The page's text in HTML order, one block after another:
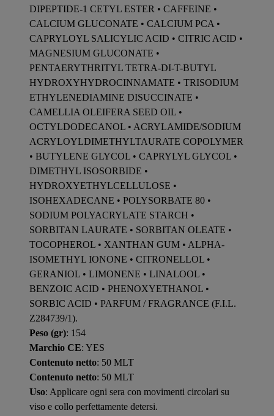
DIPEPTIDE-1 CETYL ESTER • CAFFEINE •
CALCIUM GLUCONATE • CALCIUM PCA •
CAPRYLOYL SALICYLIC ACID • CITRIC ACID •
MAGNESIUM GLUCONATE •
PENTAERYTHRITYL TETRA-DI-T-BUTYL
HYDROXYHYDROCINNAMATE • TRISODIUM
ETHYLENEDIAMINE DISUCCINATE •
CAMELLIA OLEIFERA SEED OIL •
OCTYLDODECANOL • ACRYLAMIDE/SODIUM
ACRYLOYLDIMETHYLTAURATE COPOLYMER
• BUTYLENE GLYCOL • CAPRYLYL GLYCOL •
DIMETHYL ISOSORBIDE •
HYDROXYETHYLCELLULOSE •
ISOHEXADECANE • POLYSORBATE 80 •
SODIUM POLYACRYLATE STARCH •
SORBITAN LAURATE • SORBITAN OLEATE •
TOCOPHEROL • XANTHAN GUM • ALPHA-
ISOMETHYL IONONE • CITRONELLOL •
GERANIOL • LIMONENE • LINALOOL •
BENZOIC ACID • PHENOXYETHANOL •
SORBIC ACID • PARFUM / FRAGRANCE (F.I.L.
Z284739/1).
Peso (gr): 154
Marchio CE: YES
Contenuto netto: 50 MLT
Contenuto netto: 50 MLT
Uso: Applicare ogni sera con movimenti circolari su
viso e collo perfettamente detersi.